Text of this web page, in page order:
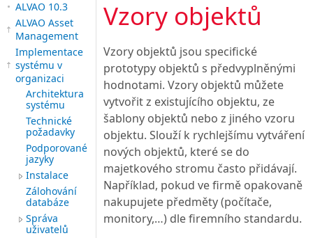
ALVAO 10.3
ALVAO Asset
Management
Implementace
systému v
organizaci
Architektura
systému
Technické
požadavky
Podporované
jazyky
Instalace
Zálohování
databáze
Správa
uživatelů
Vzory objektů
Vzory objektů jsou specifické
prototypy objektů s předvyplněnými
hodnotami. Vzory objektů můžete
vytvořit z existujícího objektu, ze
šablony objektů nebo z jiného vzoru
objektu. Slouží k rychlejšímu vytváření
nových objektů, které se do
majetkového stromu často přidávají.
Například, pokud ve firmě opakovaně
nakupujete předměty (počítače,
monitory,…) dle firemního standardu.